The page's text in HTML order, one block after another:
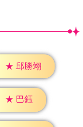
★ 邱勝翊
★ 巴鈺